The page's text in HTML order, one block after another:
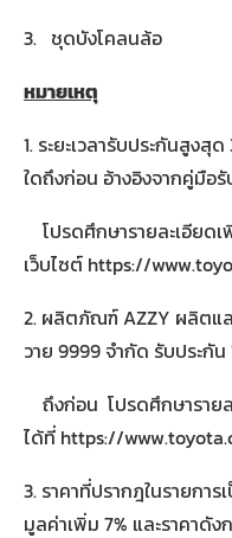
3. ชุดบังโคลน
หมายเหตุ
1. ระยะเวลารับประกันสูงสุ
ใดถึงก่อน อ้างอิงจากคู่มื
โปรดศึกษารายละเอียด
เว็บไซต์ https://
2. ผลิตภัณฑ์ AZZY ผลิตแ
วาย 9999 จำกัด รับประกั
ถึงก่อน โปรดศึกษาราย
ได้ที่ https://
3. ราคาที่ปรากฎในรายกา
มูลค่าเพิ่ม 7% และราคาดั